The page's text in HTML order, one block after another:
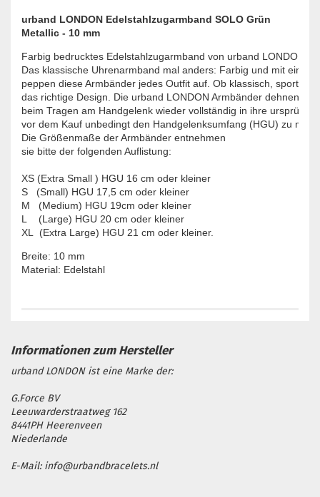
urband LONDON Edelstahlzugarmband SOLO Grün
Metallic - 10 mm
Farbig bedrucktes Edelstahlzugarmband von urband LONDON -
Das klassische Uhrenarmband mal anders: Farbig und mit
peppen diese Armbänder jedes Outfit auf. Ob klassisch, sportlich
das richtige Design. Die urband LONDON Armbänder dehnen
beim Tragen am Handgelenk wieder vollständig in ihre
vor dem Kauf unbedingt den Handgelenksumfang (HGU) zu
Die Größenmaße der Armbänder entnehmen
XS (Extra Small ) HGU 16 cm oder kleiner
S   (Small) HGU 17,5 cm oder kleiner
M   (Medium) HGU 19cm oder kleiner
L    (Large) HGU 20 cm oder kleiner
XL  (Extra Large) HGU 21 cm oder kleiner.
Breite: 10 mm
Material: Edelstahl
urband LONDON ist eine Marke der:
G.Force BV
Leeuwarderstraatweg 162
8441PH Heerenveen
Niederlande
E-Mail: info@urbandbracelets.nl